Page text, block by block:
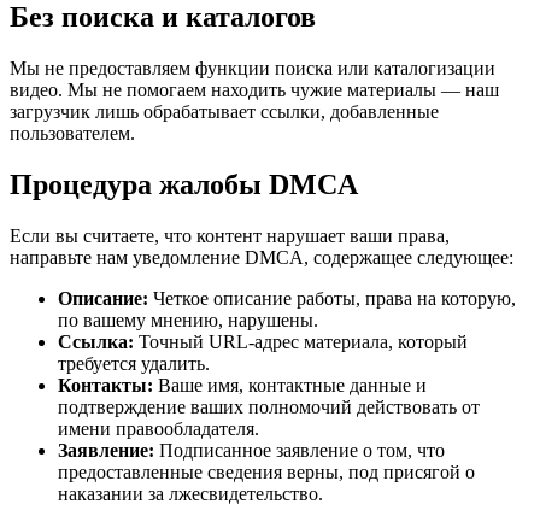
Без поиска и каталогов
Мы не предоставляем функции поиска или каталогизации
видео. Мы не помогаем находить чужие материалы — наш
загрузчик лишь обрабатывает ссылки, добавленные
пользователем.
Процедура жалобы DMCA
Если вы считаете, что контент нарушает ваши права,
направьте нам уведомление DMCA, содержащее следующее:
Описание: Четкое описание работы, права на которую,
по вашему мнению, нарушены.
Ссылка: Точный URL-адрес материала, который
требуется удалить.
Контакты: Ваше имя, контактные данные и
подтверждение ваших полномочий действовать от
имени правообладателя.
Заявление: Подписанное заявление о том, что
предоставленные сведения верны, под присягой о
наказании за лжесвидетельство.